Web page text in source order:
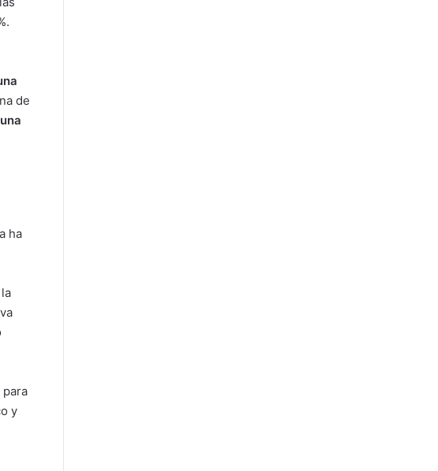
de
ha
y